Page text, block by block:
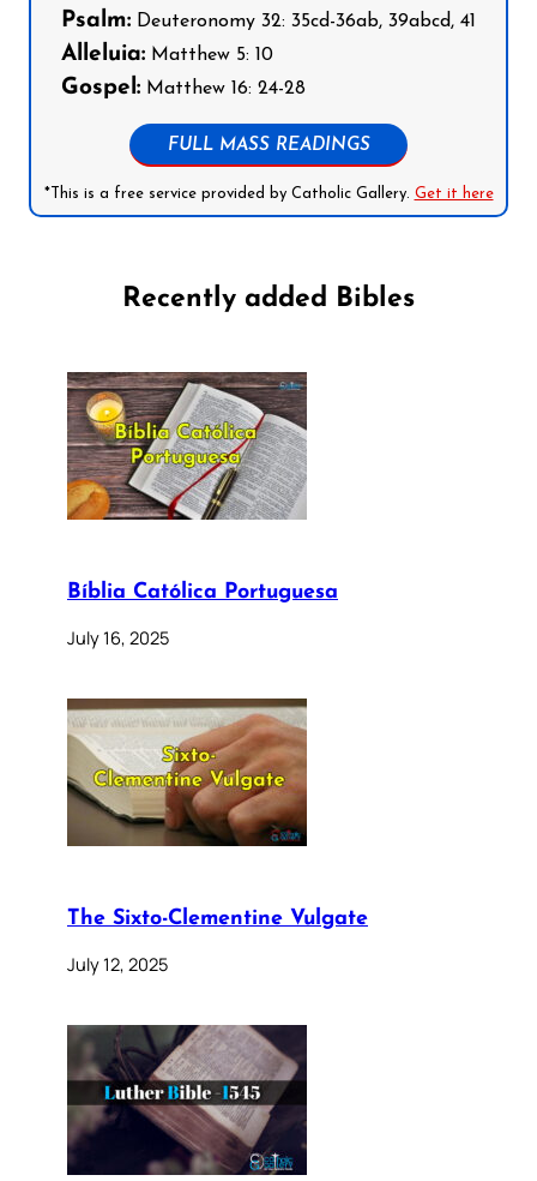
Psalm: Deuteronomy 32: 35cd-36ab, 39abcd, 41
Alleluia: Matthew 5: 10
Gospel: Matthew 16: 24-28
FULL MASS READINGS
*This is a free service provided by Catholic Gallery. Get it here
Recently added Bibles
Bíblia Católica Portuguesa
July 16, 2025
The Sixto-Clementine Vulgate
July 12, 2025